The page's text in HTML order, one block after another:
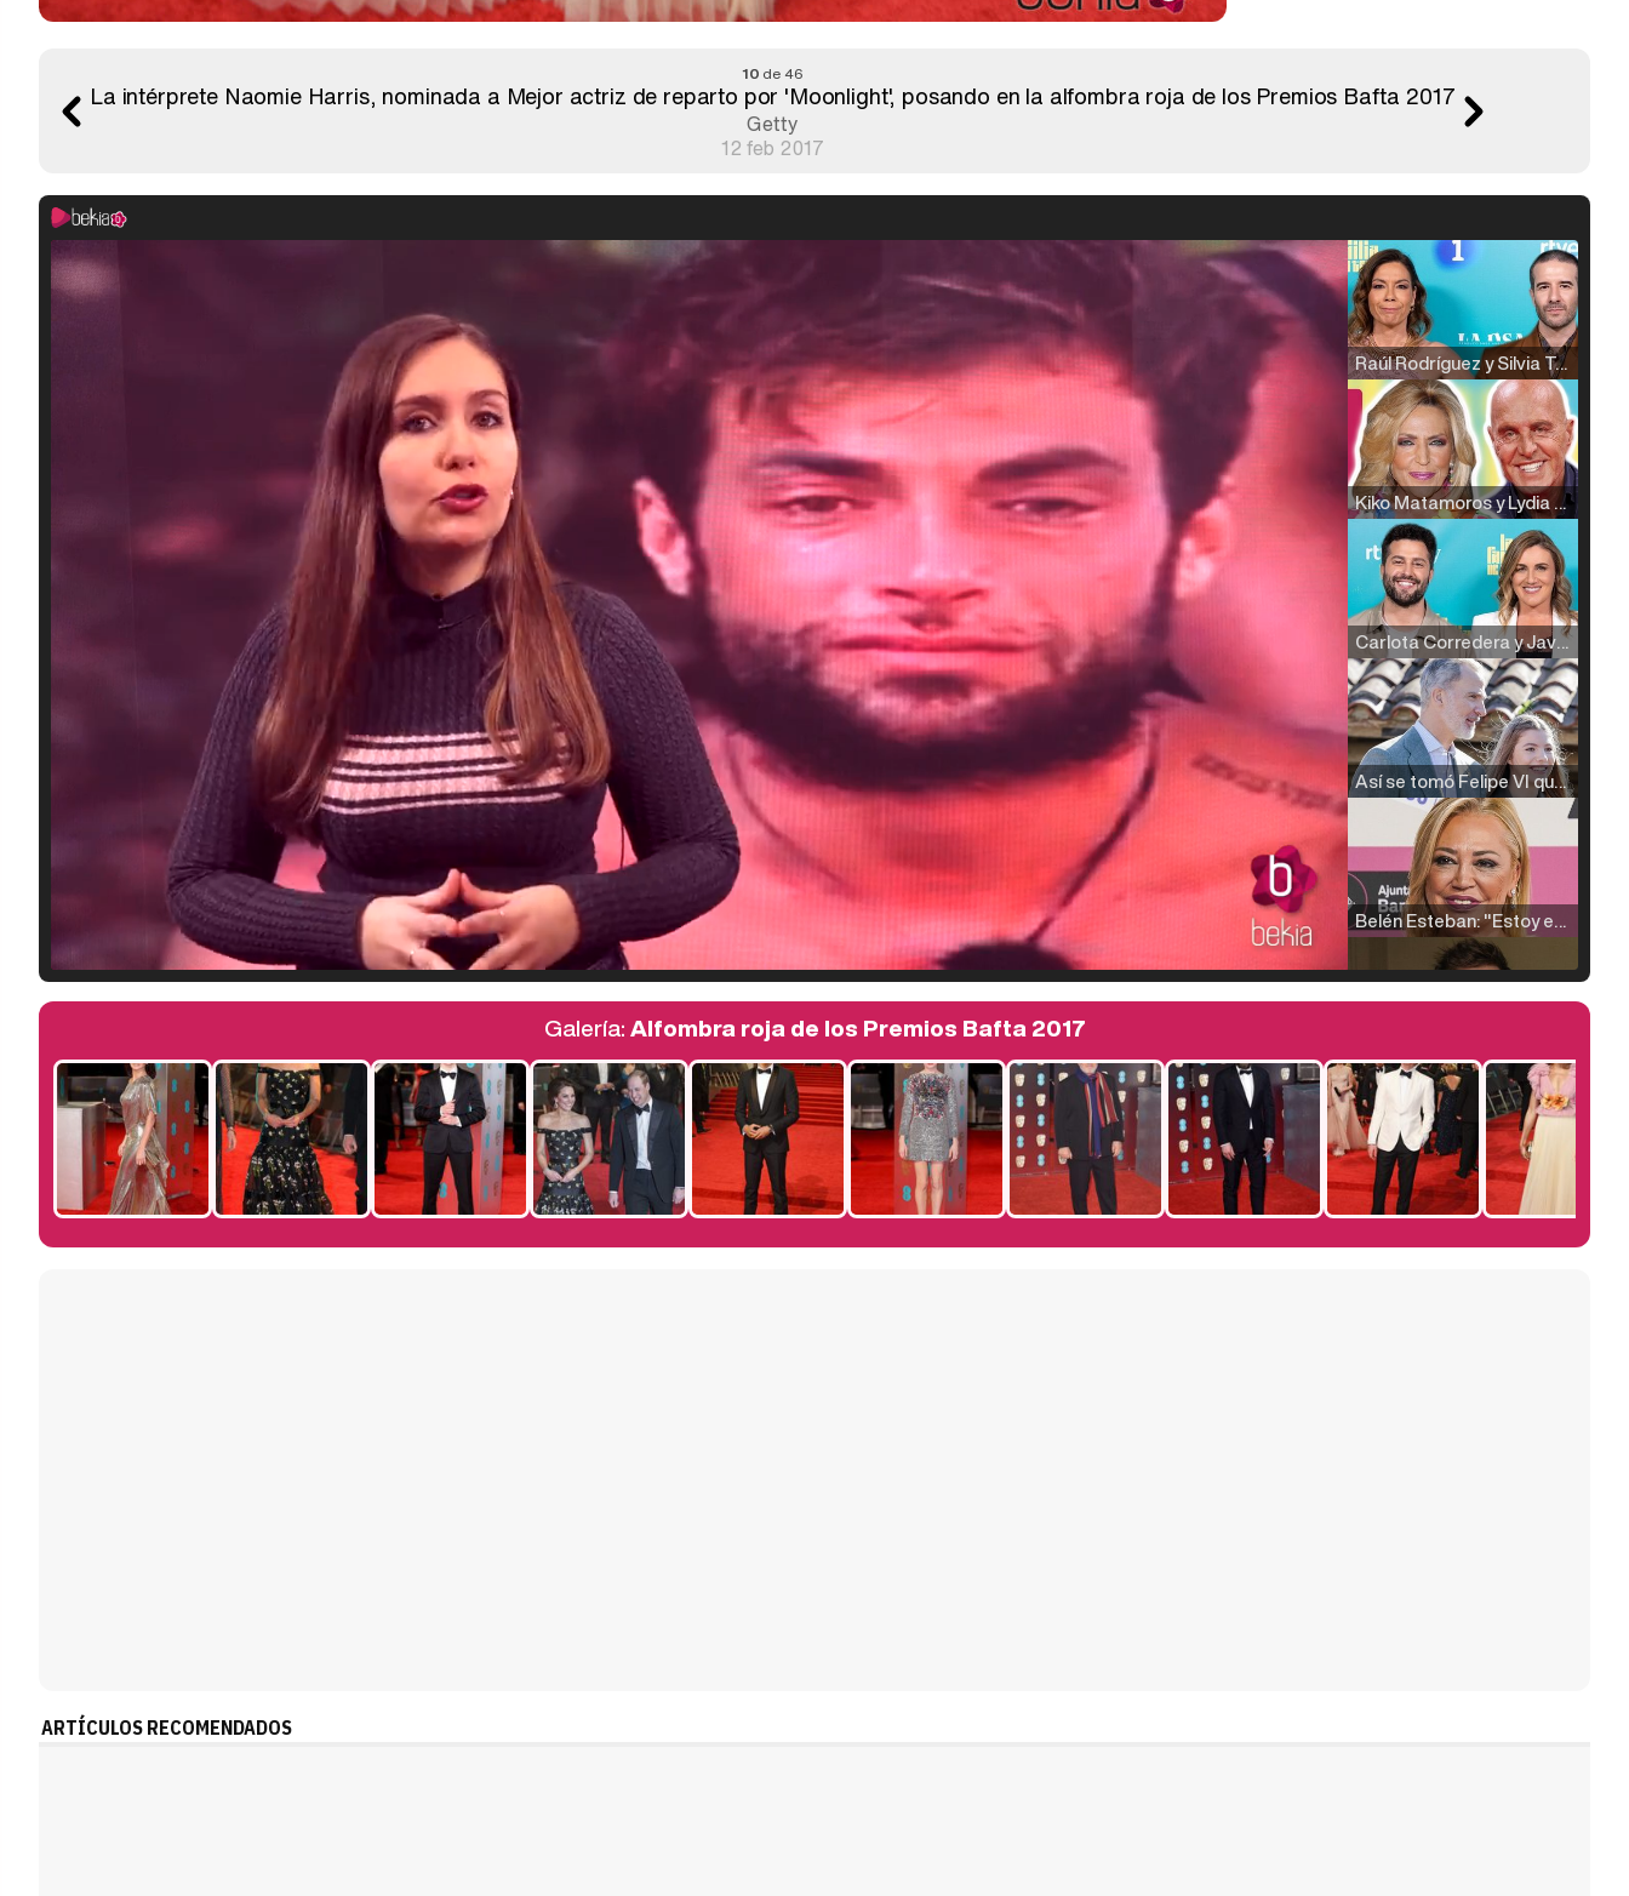
10 de 46
La intérprete Naomie Harris, nominada a Mejor actriz de reparto por 'Moonlight', posando en la alfombra roja de los Premios Bafta 2017
Getty
12 feb 2017
Raúl Rodríguez y Silvia Taulés nos cuentan su papel en 'La familia de la tele'
Kiko Matamoros y Lydia Lozano: "Nuestro público es de todas las edades y RTVE tiene un público muy pegado a las novelas, al que tenemos que captar"
Carlota Corredera y Javier de Hoyos: "La tele tiene que representar al público también y aquí están todos los perfiles posibles&quo;
Así se tomó Felipe VI que la Infanta Sofía no quisiera recibir formación militar
Belén Esteban: "Estoy emocionada, muy contenta y muy feliz por llegar a RTVE"
Manu Baqueiro: "Tuve como referente a Bruce Willis en 'Luz de Luna' para mi trabajo en la serie 'Perdiendo el juicio'"
Galería:Alfombra roja de los Premios Bafta 2017
ARTÍCULOS RECOMENDADOS